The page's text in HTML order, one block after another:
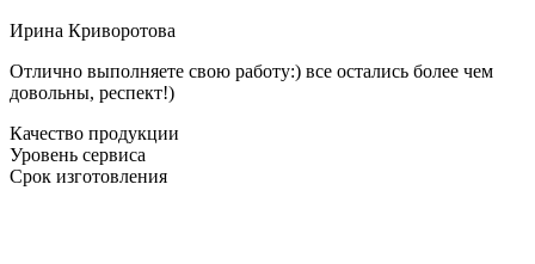
Ирина Криворотова
Отлично выполняете свою работу:) все остались более чем
довольны, респект!)
Качество продукции
Уровень сервиса
Срок изготовления